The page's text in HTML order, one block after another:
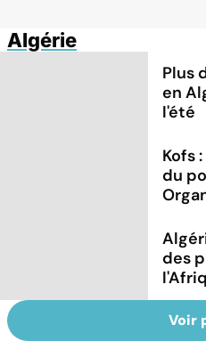
Algérie
Plus
en
l'été
Kofs
du
des
Voir